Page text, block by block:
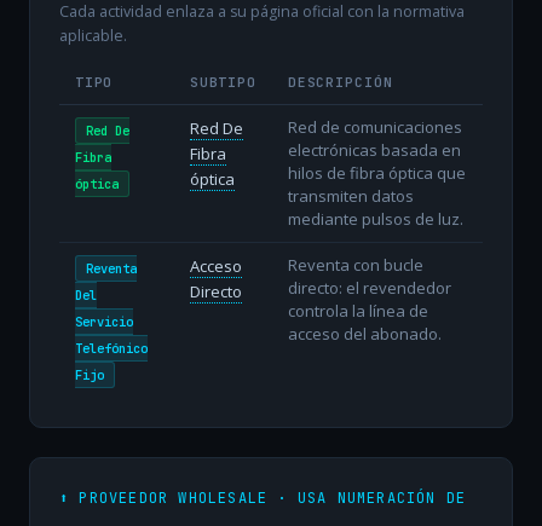
Cada actividad enlaza a su página oficial con la normativa
aplicable.
TIPO SUBTIPO DESCRIPCIÓN
Red De
Fibra
óptica
Red De
Fibra
óptica
Red de comunicaciones
electrónicas basada en
hilos de fibra óptica que
transmiten datos
mediante pulsos de luz.
Reventa
Del
Servicio
Telefónico
Fijo
Acceso
Directo
Reventa con bucle
directo: el revendedor
controla la línea de
acceso del abonado.
⬆️ PROVEEDOR WHOLESALE · USA NUMERACIÓN DE